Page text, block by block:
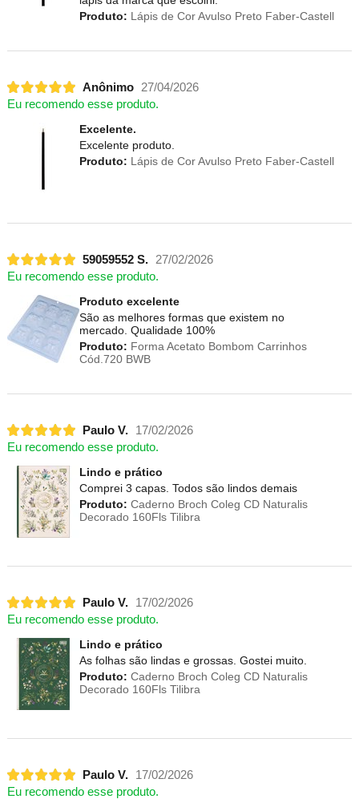
Produto: Lápis de Cor Avulso Preto Faber-Castell
Anônimo
27/04/2026
Eu recomendo esse produto.
Excelente.
Excelente produto.
Produto: Lápis de Cor Avulso Preto Faber-Castell
59059552 S.
27/02/2026
Eu recomendo esse produto.
Produto excelente
São as melhores formas que existem no
mercado. Qualidade 100%
Produto: Forma Acetato Bombom Carrinhos
Cód.720 BWB
Paulo V.
17/02/2026
Eu recomendo esse produto.
Lindo e prático
Comprei 3 capas. Todos são lindos demais
Produto: Caderno Broch Coleg CD Naturalis
Decorado 160Fls Tilibra
Paulo V.
17/02/2026
Eu recomendo esse produto.
Lindo e prático
As folhas são lindas e grossas. Gostei muito.
Produto: Caderno Broch Coleg CD Naturalis
Decorado 160Fls Tilibra
Paulo V.
17/02/2026
Eu recomendo esse produto.